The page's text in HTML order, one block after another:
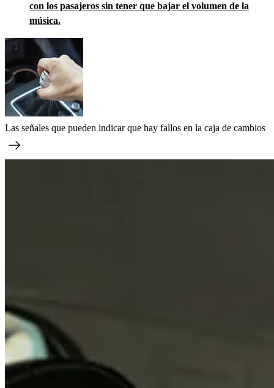
con los pasajeros sin tener que bajar el volumen de la
música.
Las señales que pueden indicar que hay fallos en la caja de cambios